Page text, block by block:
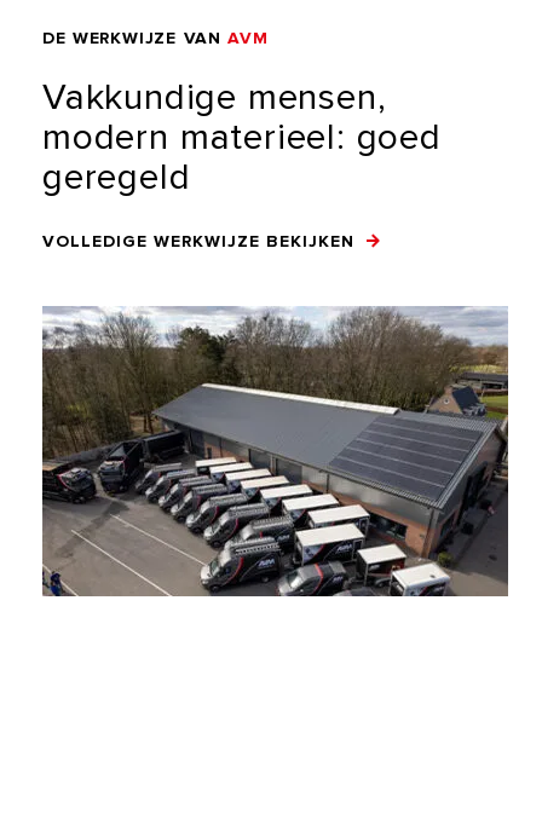
DE WERKWIJZE VAN AVM
Vakkundige mensen,
modern materieel: goed
geregeld
VOLLEDIGE WERKWIJZE BEKIJKEN